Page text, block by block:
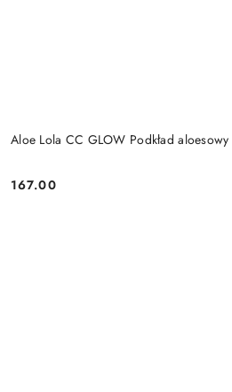
Aloe Lola CC GLOW Podkład
Cena:
167.00